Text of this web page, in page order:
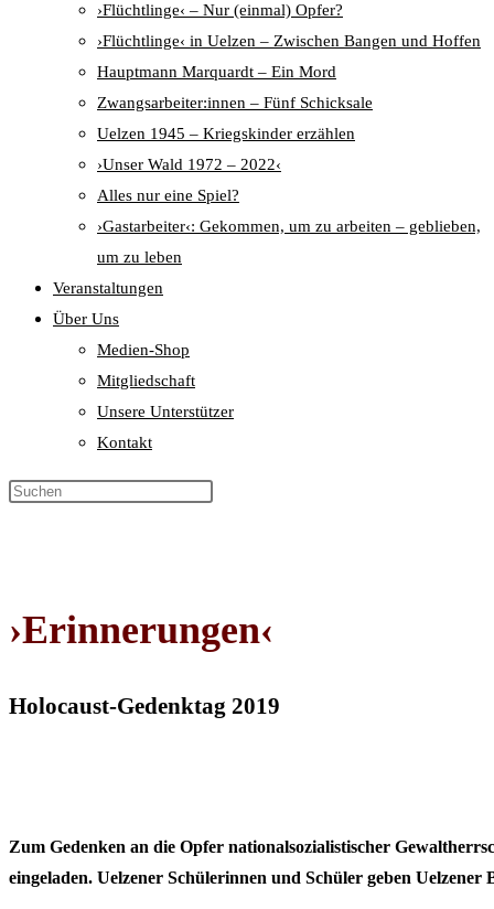
›Flüchtlinge‹ – Nur (einmal) Opfer?
›Flüchtlinge‹ in Uelzen – Zwischen Bangen und Hoffen
Hauptmann Marquardt – Ein Mord
Zwangsarbeiter:innen – Fünf Schicksale
Uelzen 1945 – Kriegskinder erzählen
›Unser Wald 1972 – 2022‹
Alles nur eine Spiel?
›Gastarbeiter‹: Gekommen, um zu arbeiten – geblieben,
um zu leben
Veranstaltungen
Über Uns
Medien-Shop
Mitgliedschaft
Unsere Unterstützer
Kontakt
›Erinnerungen‹
Holocaust-Gedenktag 2019
Zum Gedenken an die Opfer nationalsozialistischer
eingeladen. Uelzener Schülerinnen und Schüler geben